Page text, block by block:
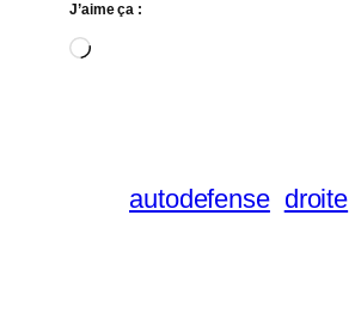
J’aime ça :
Chargement…
autodefense droite